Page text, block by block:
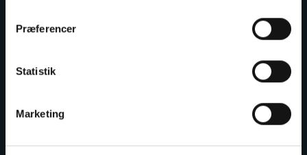
Præferencer
Statistik
Marketing
Museen
1 Person + 1 Begleiter
Geeignet für den Bork-Wikinger-Markt,